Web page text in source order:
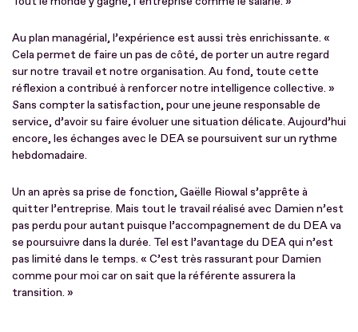
Au plan managérial, l’expérience est aussi très enrichissante. «
Cela permet de faire un pas de côté, de porter un autre regard
sur notre travail et notre organisation. Au fond, toute cette
réflexion a contribué à renforcer notre intelligence collective. »
Sans compter la satisfaction, pour une jeune responsable de
service, d’avoir su faire évoluer une situation délicate. Aujourd’hui
encore, les échanges avec le DEA se poursuivent sur un rythme
hebdomadaire.
Un an après sa prise de fonction, Gaëlle Riowal s’apprête à
quitter l’entreprise. Mais tout le travail réalisé avec Damien n’est
pas perdu pour autant puisque l’accompagnement de du DEA va
se poursuivre dans la durée. Tel est l’avantage du DEA qui n’est
pas limité dans le temps. « C’est très rassurant pour Damien
comme pour moi car on sait que la référente assurera la
transition. »